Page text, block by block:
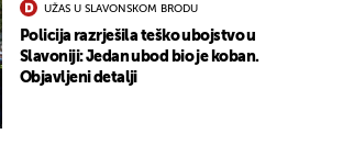
UŽAS U SLAVONSKOM BRODU
Policija razrješila teško ubojstvo u
Slavoniji: Jedan ubod bio je koban.
Objavljeni detalji